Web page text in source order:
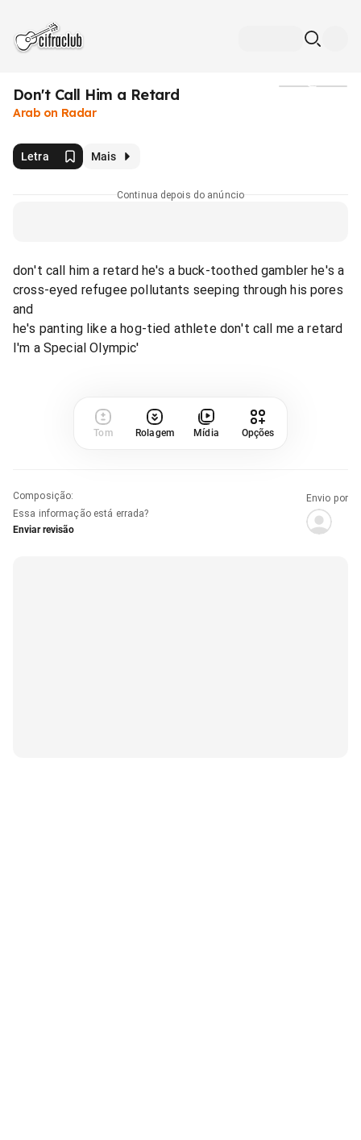
Don't Call Him a Retard
Arab on Radar
Letra Mais
Continua depois do anúncio
don't call him a retard he's a buck-toothed gambler he's a
cross-eyed refugee pollutants seeping through his pores
and
he's panting like a hog-tied athlete don't call me a retard
I'm a Special Olympic'
Tom Rolagem Mídia Opções
Composição:
Essa informação está errada?
Enviar revisão
Envio por